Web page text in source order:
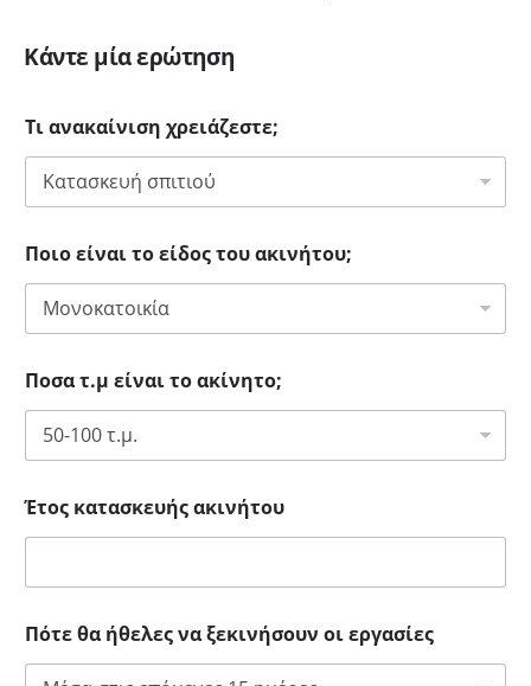
Κάντε μία ερώτηση
Τι ανακαίνιση χρειάζεστε;
Ποιο είναι το είδος του ακινήτου;
Ποσα τ.μ είναι το ακίνητο;
Έτος κατασκευής ακινήτου
Πότε θα ήθελες να ξεκινήσουν οι εργασίες